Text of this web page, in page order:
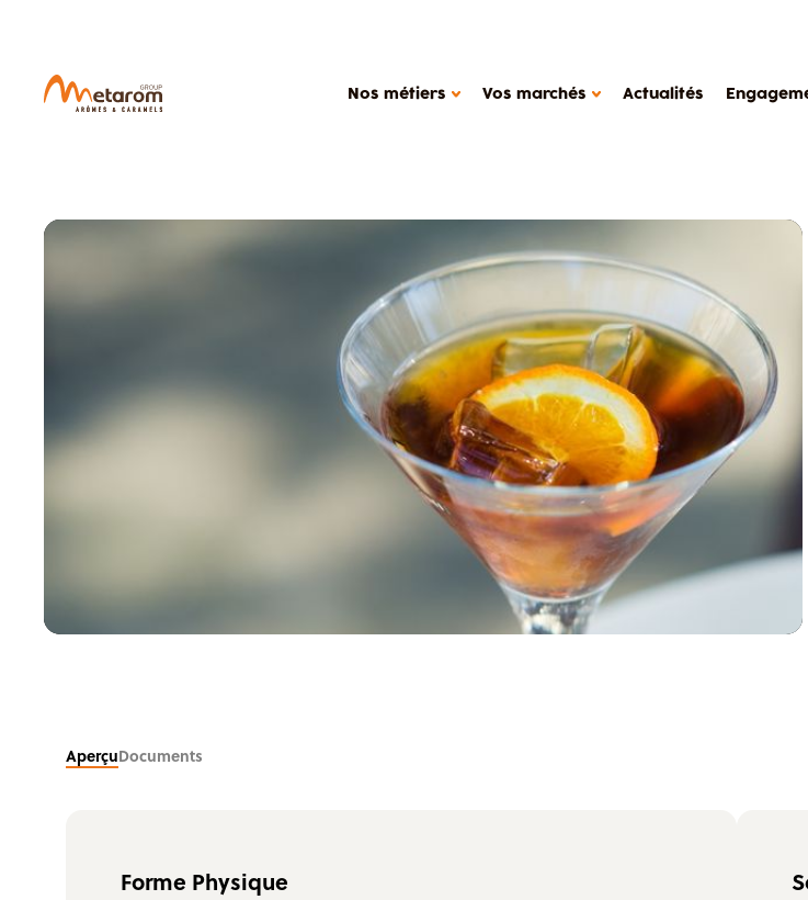
Nos métiers
NOS MÉTIERS
Solutions aromatiques
NOTRE MANIÈRE DE TRAVAILLER
Accompagnement
Études de cas
Vos marchés
MARCHÉS
Produits céréaliers
Glaces, produits laitiers, desserts végétaux
Boissons
Confiseries
Alimentation diététique
Actualités
AperçuDocuments
Forme Physique